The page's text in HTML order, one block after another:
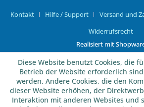
Kontakt Hilfe / Support
Versand und
Widerrufsrecht
Realisiert mit
Diese Website benutzt Cookies, die
Betrieb der Website erforderlich
werden. Andere Cookies, die den
dieser Website erhöhen, der
Interaktion mit anderen Websites und